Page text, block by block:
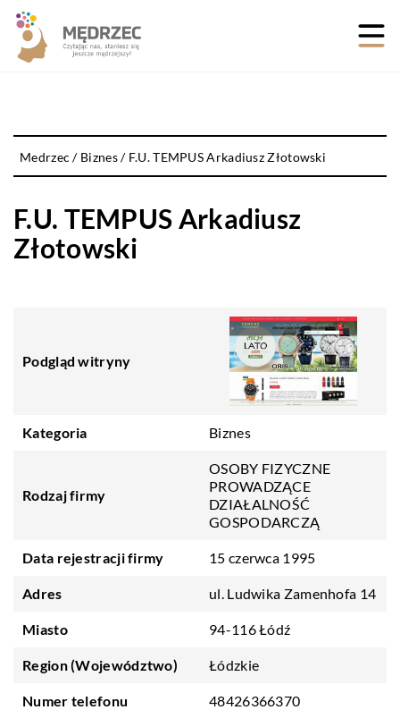
Medrzec / Biznes/ F.U. TEMPUS Arkadiusz Złotowski
F.U. TEMPUS Arkadiusz
Złotowski
Podgląd witryny
Kategoria Biznes
Rodzaj firmy
OSOBY FIZYCZNE
PROWADZĄCE
DZIAŁALNOŚĆ
GOSPODARCZĄ
Data rejestracji firmy 15 czerwca 1995
Adres ul. Ludwika Zamenhofa 14
Miasto 94-116 Łódź
Region (Województwo) Łódzkie
Numer telefonu 48426366370